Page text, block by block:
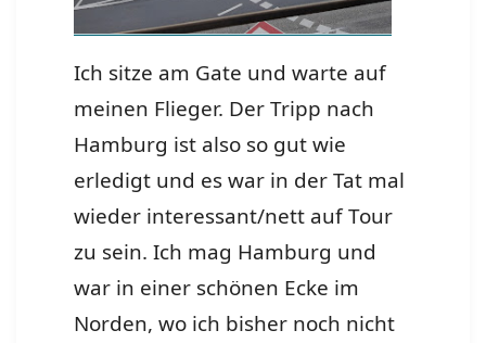
Ich sitze am Gate und warte auf
meinen Flieger. Der Tripp nach
Hamburg ist also so gut wie
erledigt und es war in der Tat mal
wieder interessant/nett auf Tour
zu sein. Ich mag Hamburg und
war in einer schönen Ecke im
Norden, wo ich bisher noch nicht